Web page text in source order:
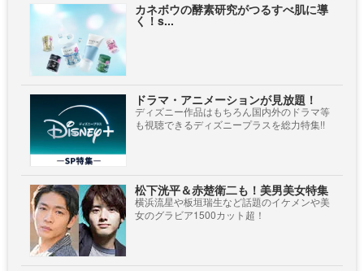
カネボウの酵素研究がつるすべ肌に導
く！s...
ドラマ・アニメーションが見放題！
ディズニー作品はもちろん国内外のドラマ等
も視聴できるディズニープラスを総力特集!!
松下洸平＆赤楚衛二も！美男美女特集
横浜流星や板垣瑞生など話題のイケメンや美
女のグラビア1500カット超！